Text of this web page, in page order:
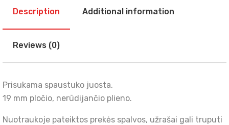
Description Additional information
Reviews (0)
Prisukama spaustuko juosta.
19 mm pločio, nerūdijančio plieno.
Nuotraukoje pateiktos prekės spalvos, užrašai gali truputi